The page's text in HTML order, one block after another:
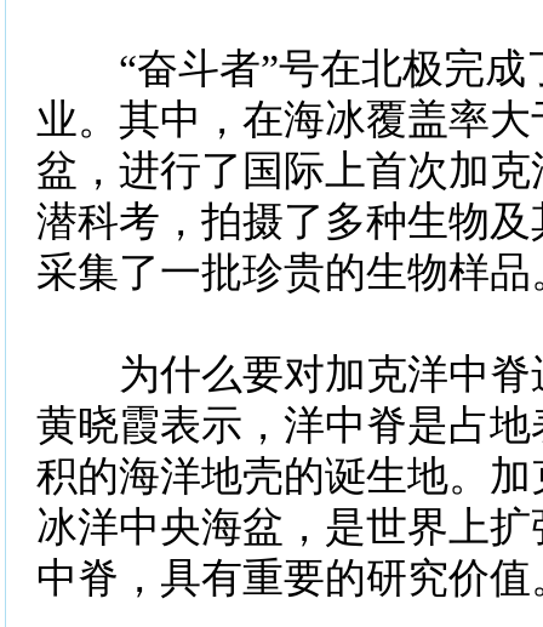
“奋斗者”号在北极完成
业。其中，在海冰覆盖率大
盆，进行了国际上首次加
潜科考，拍摄了多种生物
采集了一批珍贵的生物样品
为什么要对加克洋中脊
黄晓霞表示，洋中脊是占
积的海洋地壳的诞生地。
冰洋中央海盆，是世界上
中脊，具有重要的研究价值